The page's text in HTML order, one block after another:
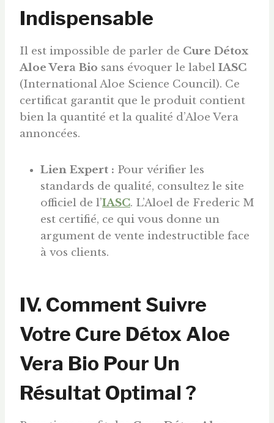
Indispensable
Il est impossible de parler de Cure Détox
Aloe Vera Bio sans évoquer le label IASC
(International Aloe Science Council). Ce
certificat garantit que le produit contient
bien la quantité et la qualité d’Aloe Vera
annoncées.
Lien Expert : Pour vérifier les
standards de qualité, consultez le site
officiel de l’IASC. L’Aloel de Frederic M
est certifié, ce qui vous donne un
argument de vente indestructible face
à vos clients.
IV. Comment Suivre
Votre Cure Détox Aloe
Vera Bio Pour Un
Résultat Optimal ?